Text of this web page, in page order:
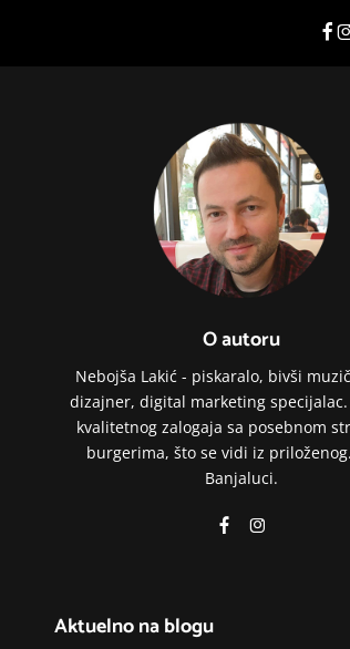
O autoru
Nebojša Lakić - piskaralo, bivši
dizajner, digital marketing
kvalitetnog zalogaja sa posebnom
burgerima, što se vidi iz
Banjaluci.
Aktuelno na blogu